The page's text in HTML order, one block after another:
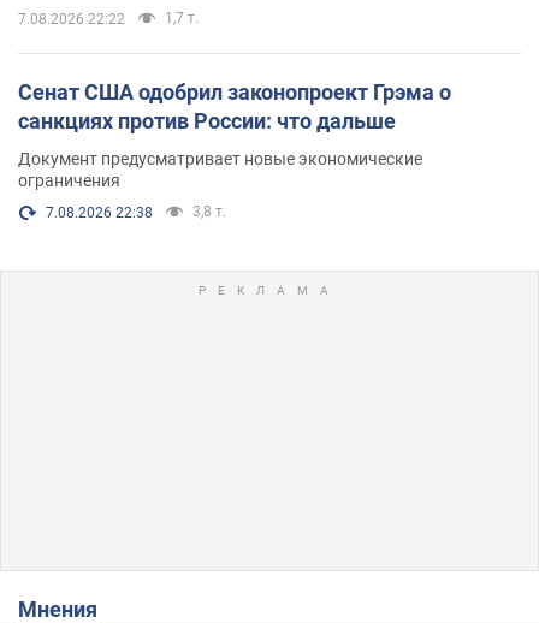
7.08.2026 22:22 1,7 т.
Сенат США одобрил законопроект Грэма о
санкциях против России: что дальше
Документ предусматривает новые экономические
ограничения
7.08.2026 22:38 3,8 т.
Мнения